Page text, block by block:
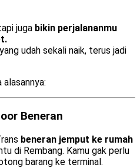
juga bikin perjalananmu
udah sekali naik, terus jadi
alasannya:
Beneran
beneran jemput ke rumah
di Rembang. Kamu gak perlu
barang ke terminal.